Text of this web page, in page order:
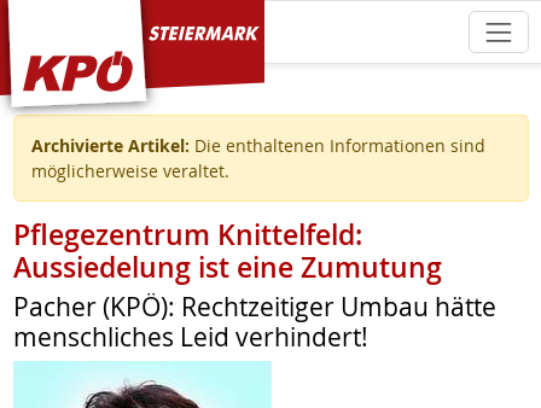
KPÖ Steiermark
Archivierte Artikel: Die enthaltenen Informationen sind
möglicherweise veraltet.
Pflegezentrum Knittelfeld:
Aussiedelung ist eine Zumutung
Pacher (KPÖ): Rechtzeitiger Umbau hätte
menschliches Leid verhindert!